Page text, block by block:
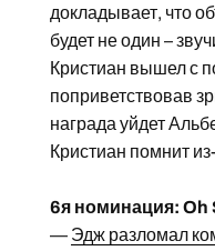
докладывает, что
будет не один –
Кристиан вышел с
поприветствовав
награда уйдет
Кристиан помнит
6я номинация: Oh
— Эдж разломал